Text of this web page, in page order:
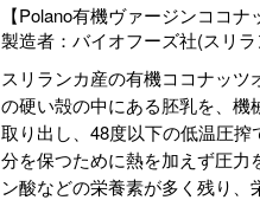
【Polano有機ヴァージンココ
製造者：バイオフーズ社(スリ
スリランカ産の有機ココナッ
の硬い殻の中にある胚乳を、
取り出し、48度以下の低温圧
分を保つために熱を加えず圧
ン酸などの栄養素が多く残り、